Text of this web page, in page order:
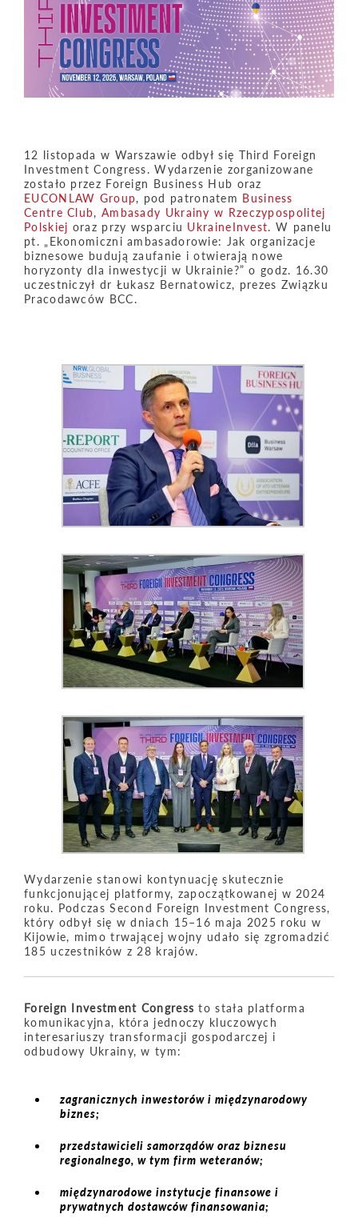
12 listopada w Warszawie odbył się Third Foreign
Investment Congress. Wydarzenie zorganizowane
zostało przez Foreign Business Hub oraz
EUCONLAW Group, pod patronatem Business
Centre Club, Ambasady Ukrainy w Rzeczypospolitej
Polskiej oraz przy wsparciu UkraineInvest. W panelu
pt. „Ekonomiczni ambasadorowie: Jak organizacje
biznesowe budują zaufanie i otwierają nowe
horyzonty dla inwestycji w Ukrainie?” o godz. 16.30
uczestniczył dr Łukasz Bernatowicz, prezes Związku
Pracodawców BCC.
Wydarzenie stanowi kontynuację skutecznie
funkcjonującej platformy, zapoczątkowanej w 2024
roku. Podczas Second Foreign Investment Congress,
który odbył się w dniach 15–16 maja 2025 roku w
Kijowie, mimo trwającej wojny udało się zgromadzić
185 uczestników z 28 krajów.
Foreign Investment Congress to stała platforma
komunikacyjna, która jednoczy kluczowych
interesariuszy transformacji gospodarczej i
odbudowy Ukrainy, w tym:
zagranicznych inwestorów i międzynarodowy
biznes;
przedstawicieli samorządów oraz biznesu
regionalnego, w tym firm weteranów;
międzynarodowe instytucje finansowe i
prywatnych dostawców finansowania;